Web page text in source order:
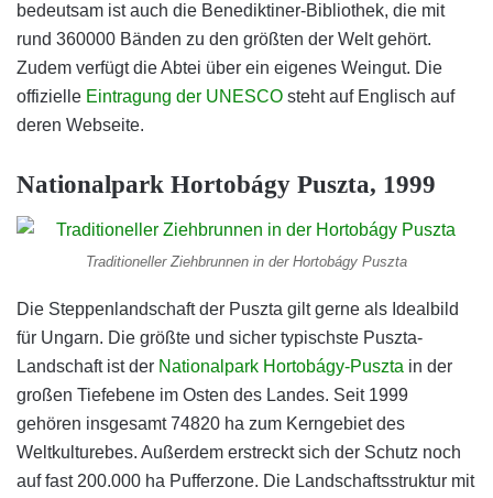
bedeutsam ist auch die Benediktiner-Bibliothek, die mit
rund 360000 Bänden zu den größten der Welt gehört.
Zudem verfügt die Abtei über ein eigenes Weingut. Die
offizielle Eintragung der UNESCO steht auf Englisch auf
deren Webseite.
Nationalpark Hortobágy Puszta, 1999
Traditioneller Ziehbrunnen in der Hortobágy Puszta
Die Steppenlandschaft der Puszta gilt gerne als Idealbild
für Ungarn. Die größte und sicher typischste Puszta-
Landschaft ist der Nationalpark Hortobágy-Puszta in der
großen Tiefebene im Osten des Landes. Seit 1999
gehören insgesamt 74820 ha zum Kerngebiet des
Weltkulturebes. Außerdem erstreckt sich der Schutz noch
auf fast 200.000 ha Pufferzone. Die Landschaftsstruktur mit